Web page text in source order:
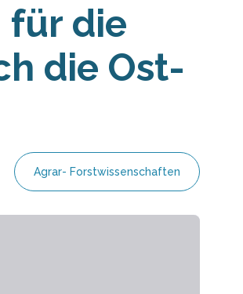
für die
die Ost-
Agrar- Forstwissenschaften